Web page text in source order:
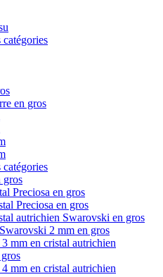
en gros
gros
Preciosa en gros
Preciosa en gros
autrichien Swarovski en gros
2 mm en gros
3 mm en cristal autrichien
4 mm en cristal autrichien